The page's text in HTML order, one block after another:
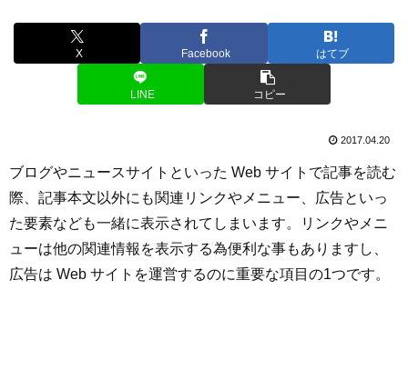
X Facebook はてブ
LINE コピー
2017.04.20
ブログやニュースサイトといった Web サイトで記事を読む
際、記事本文以外にも関連リンクやメニュー、広告といっ
た要素なども一緒に表示されてしまいます。リンクやメニ
ューは他の関連情報を表示する為便利な事もありますし、
広告は Web サイトを運営するのに重要な項目の1つです。